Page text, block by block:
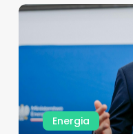
Energia